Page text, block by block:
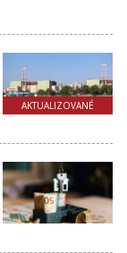
AKTUALIZOVANÉ